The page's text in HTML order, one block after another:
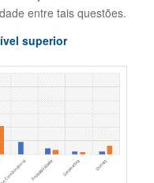
entre tais questões.
superior